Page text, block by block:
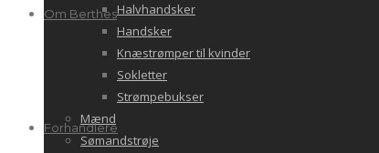
Halvhandsker
Handsker
Knæstrømper til kvinder
Sokletter
Strømpebukser
Mænd
Sømandstrøje
Om Berthes
Forhandlere